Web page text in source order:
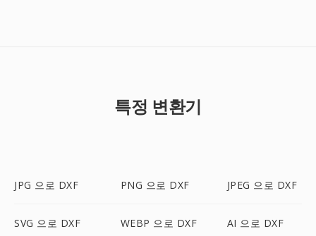
특정 변환기
JPG 으로 DXF PNG 으로 DXF JPEG 으로 DXF
SVG 으로 DXF WEBP 으로 DXF AI 으로 DXF